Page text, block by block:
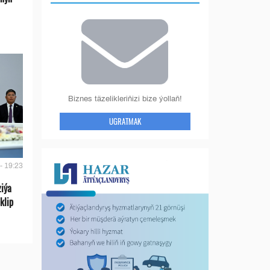
19:23
Biznes täzelikleriňizi bize ýollaň!
UGRATMAK